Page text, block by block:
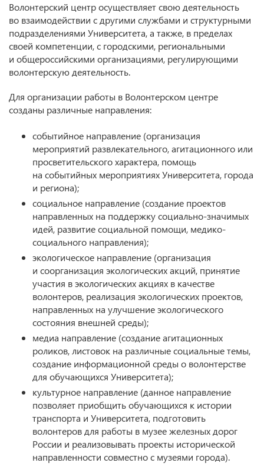
Волонтерский центр осуществляет свою деятельность
во взаимодействии с другими службами и структурными
подразделениями Университета, а также, в пределах
своей компетенции, с городскими, региональными
и общероссийскими организациями, регулирующими
волонтерскую деятельность.
Для организации работы в Волонтерском центре
созданы различные направления:
событийное направление (организация
мероприятий развлекательного, агитационного или
просветительского характера, помощь
на событийных мероприятиях Университета, города
и региона);
социальное направление (создание проектов
направленных на поддержку социально-значимых
идей, развитие социальной помощи, медико-
социального направления);
экологическое направление (организация
и соорганизация экологических акций, принятие
участия в экологических акциях в качестве
волонтеров, реализация экологических проектов,
направленных на улучшение экологического
состояния внешней среды);
медиа направление (создание агитационных
роликов, листовок на различные социальные темы,
создание информационной среды о волонтерстве
для обучающихся Университета);
культурное направление (данное направление
позволяет приобщить обучающихся к истории
транспорта и Университета, подготовить
волонтеров для работы в музее железных дорог
России и реализовывать проекты исторической
направленности совместно с музеями города).